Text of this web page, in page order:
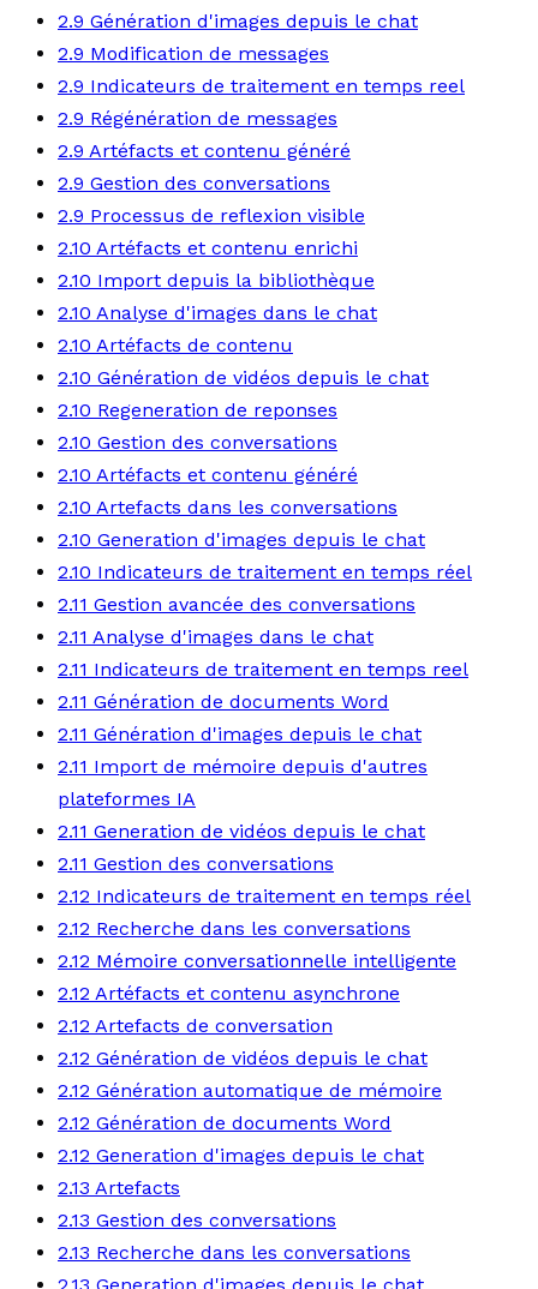
2.9 Génération d'images depuis le chat
2.9 Modification de messages
2.9 Indicateurs de traitement en temps reel
2.9 Régénération de messages
2.9 Artéfacts et contenu généré
2.9 Gestion des conversations
2.9 Processus de reflexion visible
2.10 Artéfacts et contenu enrichi
2.10 Import depuis la bibliothèque
2.10 Analyse d'images dans le chat
2.10 Artéfacts de contenu
2.10 Génération de vidéos depuis le chat
2.10 Regeneration de reponses
2.10 Gestion des conversations
2.10 Artéfacts et contenu généré
2.10 Artefacts dans les conversations
2.10 Generation d'images depuis le chat
2.10 Indicateurs de traitement en temps réel
2.11 Gestion avancée des conversations
2.11 Analyse d'images dans le chat
2.11 Indicateurs de traitement en temps reel
2.11 Génération de documents Word
2.11 Génération d'images depuis le chat
2.11 Import de mémoire depuis d'autres
plateformes IA
2.11 Generation de vidéos depuis le chat
2.11 Gestion des conversations
2.12 Indicateurs de traitement en temps réel
2.12 Recherche dans les conversations
2.12 Mémoire conversationnelle intelligente
2.12 Artéfacts et contenu asynchrone
2.12 Artefacts de conversation
2.12 Génération de vidéos depuis le chat
2.12 Génération automatique de mémoire
2.12 Génération de documents Word
2.12 Generation d'images depuis le chat
2.13 Artefacts
2.13 Gestion des conversations
2.13 Recherche dans les conversations